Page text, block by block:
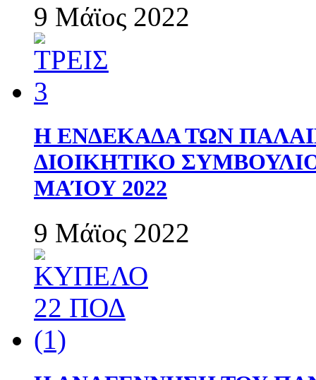
9 Μάϊος 2022
Η ΕΝΔΕΚΑΔΑ ΤΩΝ
ΔΙΟΙΚΗΤΙΚΟ
ΜΑΊΟΥ 2022
9 Μάϊος 2022